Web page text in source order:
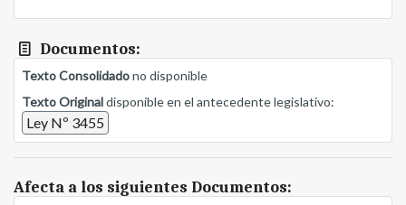
Documentos:
Texto Consolidadono disponible
Texto Originaldisponible en el antecedente legislativo:
Ley Nº 3455
Afecta a los siguientes Documentos: